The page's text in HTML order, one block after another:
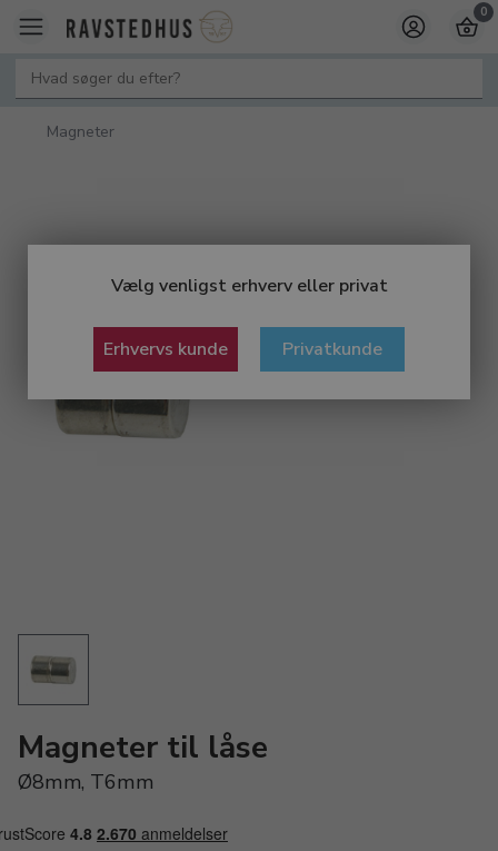
Vælg venligst erhverv eller privat
Erhvervs kunde Privatkunde
0
Magneter
Magneter til låse
Ø8mm, T6mm